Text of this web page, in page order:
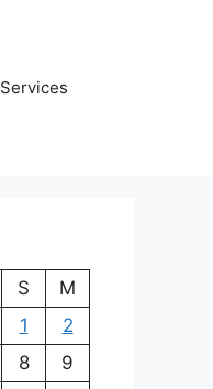
Services
S
M
1
2
8
9